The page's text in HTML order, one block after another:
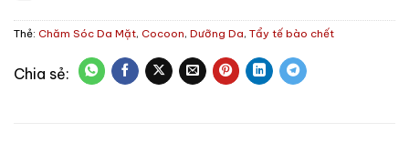
Thẻ: Chăm Sóc Da Mặt, Cocoon, Dưỡng Da, Tẩy tế bào chết